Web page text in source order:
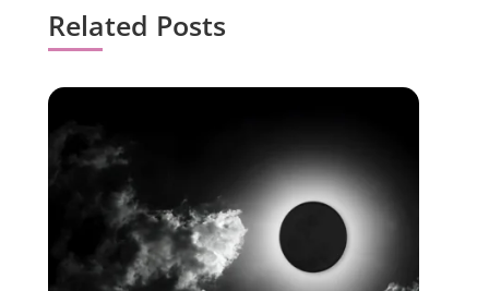
Related Posts